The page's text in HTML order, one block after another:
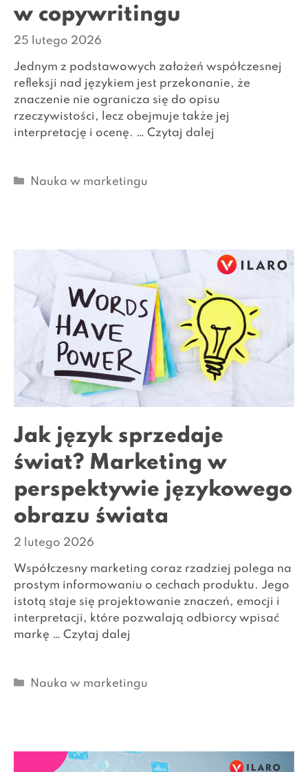
w copywritingu
25 lutego 2026
Jednym z podstawowych założeń współczesnej
refleksji nad językiem jest przekonanie, że
znaczenie nie ogranicza się do opisu
rzeczywistości, lecz obejmuje także jej
interpretację i ocenę. … Czytaj dalej
Kategorie
Nauka w marketingu
Jak język sprzedaje
świat? Marketing w
perspektywie językowego
obrazu świata
2 lutego 2026
Współczesny marketing coraz rzadziej polega na
prostym informowaniu o cechach produktu. Jego
istotą staje się projektowanie znaczeń, emocji i
interpretacji, które pozwalają odbiorcy wpisać
markę … Czytaj dalej
Kategorie
Nauka w marketingu